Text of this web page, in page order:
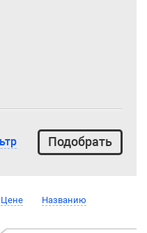
Цене Названию